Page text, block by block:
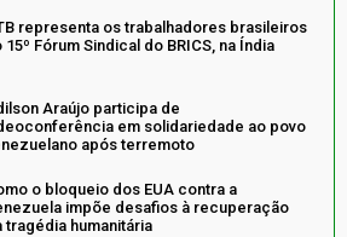
representa os trabalhadores brasileiros
15º Fórum Sindical do BRICS, na Índia
Araújo participa de
em solidariedade ao povo
após terremoto
o bloqueio dos EUA contra a
impõe desafios à recuperação
tragédia humanitária